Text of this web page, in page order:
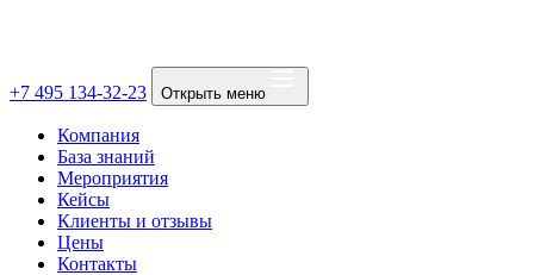
+7 495 134-32-23 Открыть меню
Компания
База знаний
Мероприятия
Кейсы
Клиенты и отзывы
Цены
Контакты